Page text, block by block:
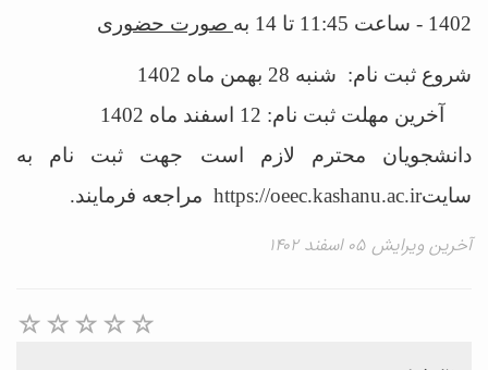
1402 - ساعت 11:45 تا 14 به
صورت حضوری
آخرین مهلت ثبت نام: 12 اسفند ماه 1402
دانشجویان محترم لازم است جهت ثبت نام به
سایتhttps://oeec.kashanu.ac.ir مراجعه فرمایند.
آخرین ویرایش ۰۵ اسفند ۱۴۰۲